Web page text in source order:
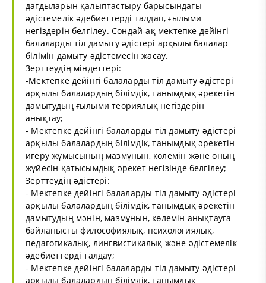
дағдыларын қалыптастыру барысындағы
әдістемелік әдебиеттерді талдап, ғылыми
негіздерін белгілеу. Сондай-ақ мектепке дейінгі
балаларды тіл дамыту әдістері арқылы балалар
білімін дамыту әдістемесін жасау.
Зерттеудің міндеттері:
-Мектепке дейінгі балаларды тіл дамыту әдістері
арқылы балалардың білімдік, танымдық әрекетін
дамытудың ғылыми теориялық негіздерін
анықтау;
- Мектепке дейінгі балаларды тіл дамыту әдістері
арқылы балалардың білімдік, танымдық әрекетін
игеру жұмысының мазмұнын, көлемін және оның
жүйесін қатысымдық әрекет негізінде белгілеу;
Зерттеудің әдістері:
- Мектепке дейінгі балаларды тіл дамыту әдістері
арқылы балалардың білімдік, танымдық әрекетін
дамытудың мәнін, мазмұнын, көлемін анықтауға
байланысты философиялық, психологиялық,
педагогикалық, лингвистикалық және әдістемелік
әдебиеттерді талдау;
- Мектепке дейінгі балаларды тіл дамыту әдістері
арқылы балалардың білімдік, танымдық